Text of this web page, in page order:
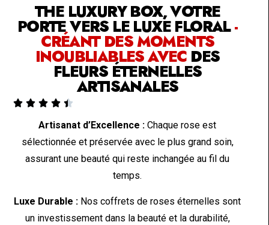
THE LUXURY BOX, VOTRE
PORTE VERS LE LUXE FLORAL-
CRÉANT DES MOMENTS
INOUBLIABLES AVEC DES
FLEURS ÉTERNELLES
ARTISANALES
    
Artisanat d’Excellence : Chaque rose est
sélectionnée et préservée avec le plus grand soin,
assurant une beauté qui reste inchangée au fil du
temps.
Luxe Durable : Nos coffrets de roses éternelles sont
un investissement dans la beauté et la durabilité,